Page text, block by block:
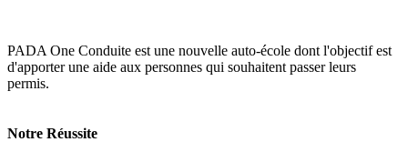
PADA One Conduite est une nouvelle auto-école dont l'objectif est
d'apporter une aide aux personnes qui souhaitent passer leurs
permis.
Notre Réussite